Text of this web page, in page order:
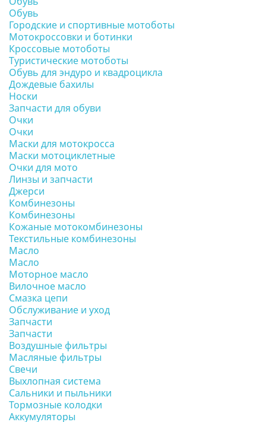
Обувь
Городские и спортивные мотоботы
Мотокроссовки и ботинки
Кроссовые мотоботы
Туристические мотоботы
Обувь для эндуро и квадроцикла
Дождевые бахилы
Носки
Запчасти для обуви
Очки
Очки
Маски для мотокросса
Маски мотоциклетные
Очки для мото
Линзы и запчасти
Джерси
Комбинезоны
Комбинезоны
Кожаные мотокомбинезоны
Текстильные комбинезоны
Масло
Масло
Моторное масло
Вилочное масло
Смазка цепи
Обслуживание и уход
Запчасти
Запчасти
Воздушные фильтры
Масляные фильтры
Свечи
Выхлопная система
Сальники и пыльники
Тормозные колодки
Аккумуляторы